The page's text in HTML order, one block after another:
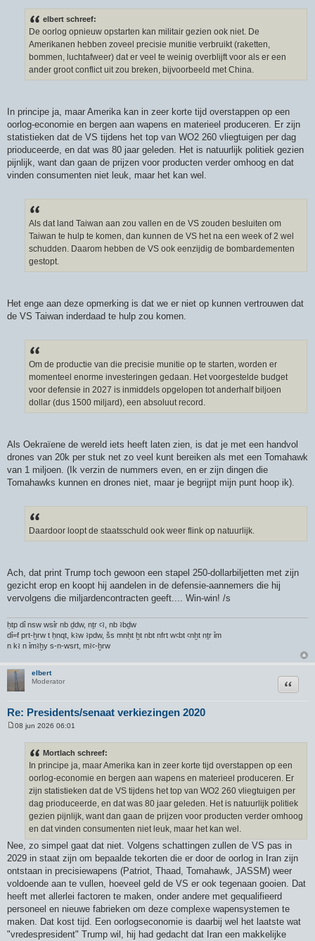
elbert schreef:
De oorlog opnieuw opstarten kan militair gezien ook niet. De
Amerikanen hebben zoveel precisie munitie verbruikt (raketten,
bommen, luchtafweer) dat er veel te weinig overblijft voor als er een
ander groot conflict uit zou breken, bijvoorbeeld met China.
In principe ja, maar Amerika kan in zeer korte tijd overstappen op een
oorlog-economie en bergen aan wapens en materieel produceren. Er zijn
statistieken dat de VS tijdens het top van WO2 260 vliegtuigen per dag
prioduceerde, en dat was 80 jaar geleden. Het is natuurlijk politiek gezien
pijnlijk, want dan gaan de prijzen voor producten verder omhoog en dat
vinden consumenten niet leuk, maar het kan wel.
Als dat land Taiwan aan zou vallen en de VS zouden besluiten om
Taiwan te hulp te komen, dan kunnen de VS het na een week of 2 wel
schudden. Daarom hebben de VS ook eenzijdig de bombardementen
gestopt.
Het enge aan deze opmerking is dat we er niet op kunnen vertrouwen dat
de VS Taiwan inderdaad te hulp zou komen.
Om de productie van die precisie munitie op te starten, worden er
momenteel enorme investeringen gedaan. Het voorgestelde budget
voor defensie in 2027 is inmiddels opgelopen tot anderhalf biljoen
dollar (dus 1500 miljard), een absoluut record.
Als Oekraïene de wereld iets heeft laten zien, is dat je met een handvol
drones van 20k per stuk net zo veel kunt bereiken als met een Tomahawk
van 1 miljoen. (Ik verzin de nummers even, en er zijn dingen die
Tomahawks kunnen en drones niet, maar je begrijpt mijn punt hoop ik).
Daardoor loopt de staatsschuld ook weer flink op natuurlijk.
Ach, dat print Trump toch gewoon een stapel 250-dollarbiljetten met zijn
gezicht erop en koopt hij aandelen in de defensie-aannemers die hij
vervolgens die miljardencontracten geeft.... Win-win! /s
ḥtp dỉ nsw wsỉr nb ḏdw, nṯr ꜥꜣ, nb ꜣbḏw
dỉ=f prt-ḫrw t ḥnqt, kꜣw ꜣpdw, šs mnḥt ḫt nbt nfrt wꜥbt ꜥnḫt nṯr ỉm
n kꜣ n ỉmꜣḫy s-n-wsrt, mꜣꜥ-ḫrw
elbert
Moderator
Re: Presidents/senaat verkiezingen 2020
Citeer
08 jun 2026 06:01
Mortlach schreef:
In principe ja, maar Amerika kan in zeer korte tijd overstappen op een
oorlog-economie en bergen aan wapens en materieel produceren. Er
zijn statistieken dat de VS tijdens het top van WO2 260 vliegtuigen per
dag prioduceerde, en dat was 80 jaar geleden. Het is natuurlijk politiek
gezien pijnlijk, want dan gaan de prijzen voor producten verder omhoog
en dat vinden consumenten niet leuk, maar het kan wel.
Nee, zo simpel gaat dat niet. Volgens schattingen zullen de VS pas in
2029 in staat zijn om bepaalde tekorten die er door de oorlog in Iran zijn
ontstaan in precisiewapens (Patriot, Thaad, Tomahawk, JASSM) weer
voldoende aan te vullen, hoeveel geld de VS er ook tegenaan gooien. Dat
heeft met allerlei factoren te maken, onder andere met gequalifieerd
personeel en nieuwe fabrieken om deze complexe wapensystemen te
maken. Dat kost tijd. Een oorlogseconomie is daarbij wel het laatste wat
"vredespresident" Trump wil, hij had gedacht dat Iran een makkelijke